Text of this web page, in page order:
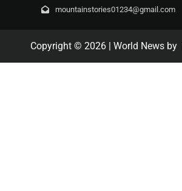
mountainstories01234@gmail.com
Copyright © 2026 | World News by